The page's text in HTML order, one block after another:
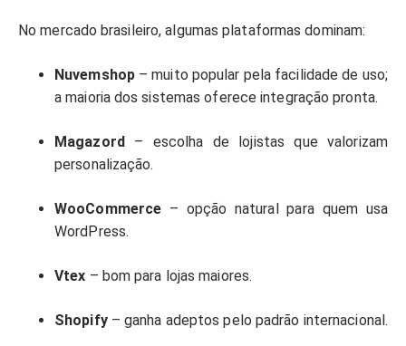
No mercado brasileiro, algumas plataformas dominam:
Nuvemshop– muito popular pela facilidade de uso;
a maioria dos sistemas oferece integração pronta.
Magazord– escolha de lojistas que valorizam
personalização.
WooCommerce – opção natural para quem usa
WordPress.
Vtex – bom para lojas maiores.
Shopify– ganha adeptos pelo padrão internacional.